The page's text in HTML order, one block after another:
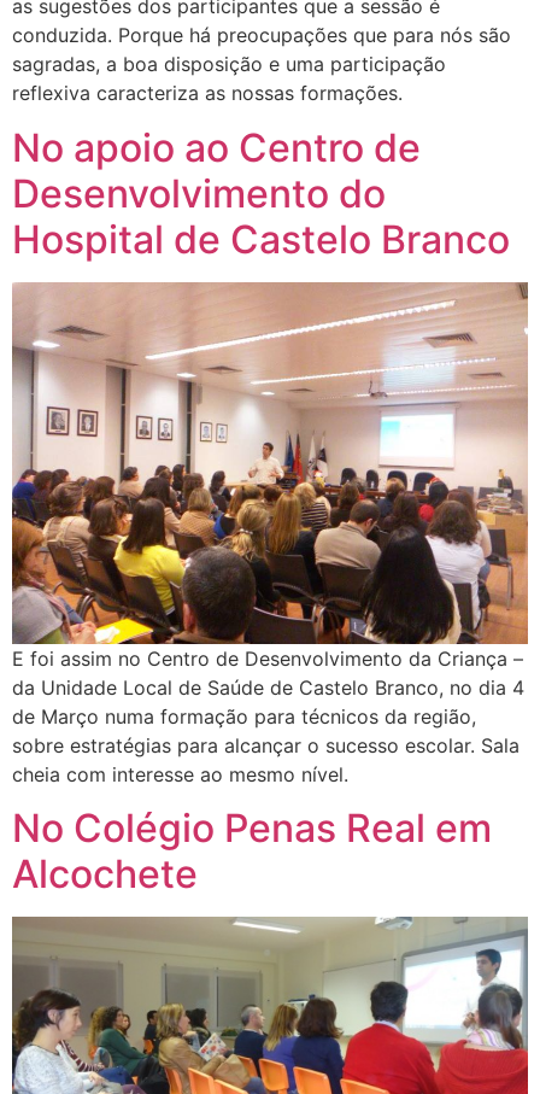
as sugestões dos participantes que a sessão é
conduzida. Porque há preocupações que para nós são
sagradas, a boa disposição e uma participação
reflexiva caracteriza as nossas formações.
No apoio ao Centro de
Desenvolvimento do
Hospital de Castelo Branco
E foi assim no Centro de Desenvolvimento da Criança –
da Unidade Local de Saúde de Castelo Branco, no dia 4
de Março numa formação para técnicos da região,
sobre estratégias para alcançar o sucesso escolar. Sala
cheia com interesse ao mesmo nível.
No Colégio Penas Real em
Alcochete